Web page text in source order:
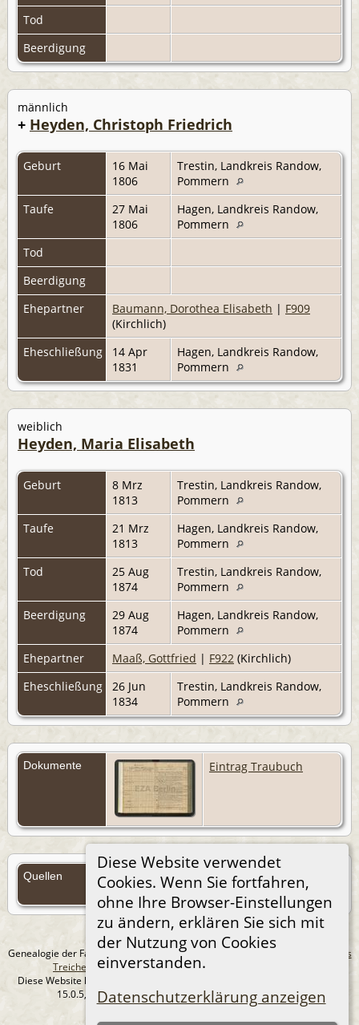
Diese Website verwendet
Cookies. Wenn Sie fortfahren,
ohne Ihre Browser-Einstellungen
zu ändern, erklären Sie sich mit
der Nutzung von Cookies
einverstanden.
Datenschutzerklärung anzeigen
Tod
Beerdigung
männlich
+ Heyden, Christoph Friedrich
Geburt
16 Mai
1806
Trestin, Landkreis Randow,
Pommern
Taufe
27 Mai
1806
Hagen, Landkreis Randow,
Pommern
Tod
Beerdigung
Ehepartner
Baumann, Dorothea Elisabeth | F909
(Kirchlich)
Eheschließung
14 Apr
1831
Hagen, Landkreis Randow,
Pommern
weiblich
Heyden, Maria Elisabeth
Geburt
8 Mrz
1813
Trestin, Landkreis Randow,
Pommern
Taufe
21 Mrz
1813
Hagen, Landkreis Randow,
Pommern
Tod
25 Aug
1874
Trestin, Landkreis Randow,
Pommern
Beerdigung
29 Aug
1874
Hagen, Landkreis Randow,
Pommern
Ehepartner
Maaß, Gottfried | F922 (Kirchlich)
Eheschließung
26 Jun
1834
Trestin, Landkreis Randow,
Pommern
Dokumente Eintrag Traubuch
Quellen
Quellen (Anmelden)
Genealogie der Familie Treichel aus Berlin. - erstellt und betreut von
Andreas
Treichel
Copyright © 2014-2026 Alle Rechte vorbehalten.
Diese Website läuft mit
15.0.5, programmiert von Darrin Lythgoe © 2001-2026.
Datenschutzerklärung